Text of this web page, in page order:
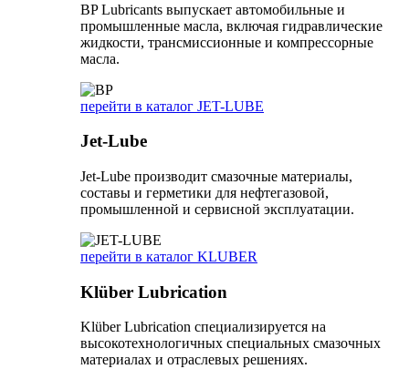
BP Lubricants выпускает автомобильные и
промышленные масла, включая гидравлические
жидкости, трансмиссионные и компрессорные
масла.
перейти в каталог JET-LUBE
Jet-Lube
Jet-Lube производит смазочные материалы,
составы и герметики для нефтегазовой,
промышленной и сервисной эксплуатации.
перейти в каталог KLUBER
Klüber Lubrication
Klüber Lubrication специализируется на
высокотехнологичных специальных смазочных
материалах и отраслевых решениях.